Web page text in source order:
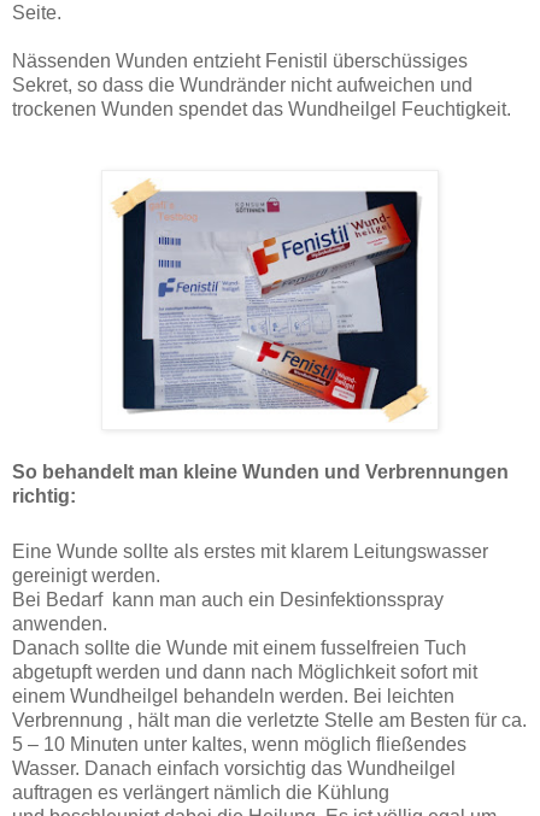
Seite.
Nässenden Wunden entzieht Fenistil überschüssiges
Sekret, so dass die Wundränder nicht aufweichen und
trockenen Wunden spendet das Wundheilgel Feuchtigkeit.
So behandelt man kleine Wunden und Verbrennungen
richtig:
Eine Wunde sollte als erstes mit klarem Leitungswasser
gereinigt werden.
Bei Bedarf kann man auch ein Desinfektionsspray
anwenden.
Danach sollte die Wunde mit einem fusselfreien Tuch
abgetupft werden und dann nach Möglichkeit sofort mit
einem Wundheilgel behandeln werden. Bei leichten
Verbrennung , hält man die verletzte Stelle am Besten für ca.
5 – 10 Minuten unter kaltes, wenn möglich fließendes
Wasser. Danach einfach vorsichtig das Wundheilgel
auftragen es verlängert nämlich die Kühlung